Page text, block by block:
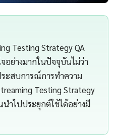
Testing Strategy QA
อย่างมากในปัจจุบันไม่ว่า
ะสบการณ์การทำความ
Testing Strategy
ำไปประยุกต์ใช้ได้อย่างมี